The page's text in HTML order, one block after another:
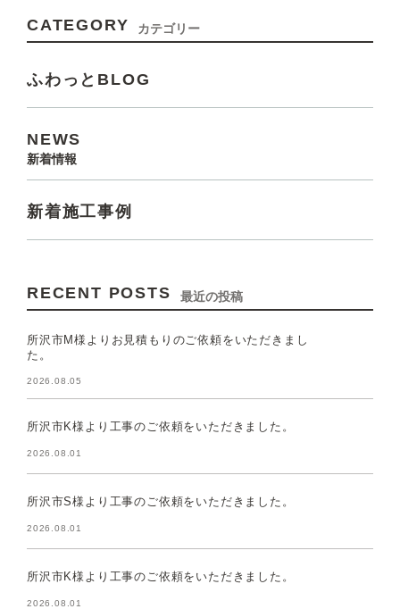
CATEGORY カテゴリー
ふわっとBLOG
NEWS
新着情報
新着施工事例
RECENT POSTS 最近の投稿
所沢市M様よりお見積もりのご依頼をいただきまし
た。
2026.08.05
所沢市K様より工事のご依頼をいただきました。
2026.08.01
所沢市S様より工事のご依頼をいただきました。
2026.08.01
所沢市K様より工事のご依頼をいただきました。
2026.08.01